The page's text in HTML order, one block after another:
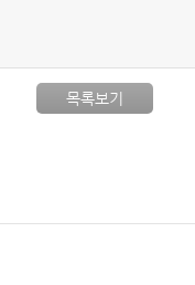
목록보기